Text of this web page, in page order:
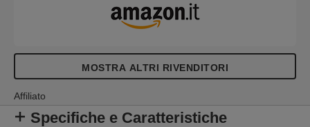
MOSTRA ALTRI RIVENDITORI
Affiliato
Specifiche e Caratteristiche